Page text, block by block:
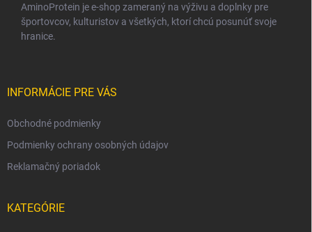
AminoProtein je e-shop zameraný na výživu a doplnky pre
športovcov, kulturistov a všetkých, ktorí chcú posunúť svoje
hranice.
INFORMÁCIE PRE VÁS
Obchodné podmienky
Podmienky ochrany osobných údajov
Reklamačný poriadok
KATEGÓRIE